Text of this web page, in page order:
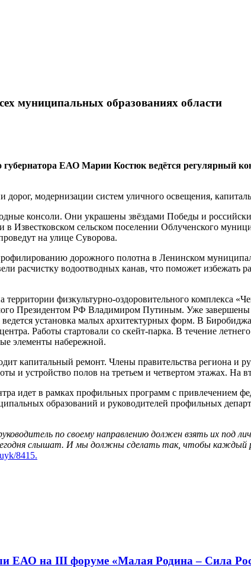
муниципальных образованиях области
ЕАО Марии Костюк ведётся регулярный
модернизации систем уличного освещения,
консоли. Они украшены звёздами Победы и
Известковском сельском поселении Облученского
на улице Суворова.
дорожного полотна в Ленинском
расчистку водоотводных канав, что поможет избежать
физкультурно-оздоровительного комплекса
Президентом РФ Владимиром Путиным. Уже завершены
установка малых архитектурных форм. В
Работы стартовали со скейт-парка. В течение
элементы набережной.
капитальный ремонт. Члены правительства региона
и устройство полов на третьем и четвертом этажах.
идет в рамках профильных программ с привлечением
образований и руководителей профильных
по своему направлению должен взять их под
слышат. И мы должны сделать так, чтобы каждый
8415.
ЕАО на III форуме «Малая Родина – Сила